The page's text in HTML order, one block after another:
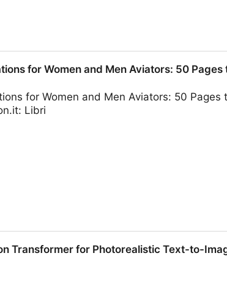
for Women and Men Aviators: 50 Pages
for Women and Men Aviators: 50 Pages
Libri
Transformer for Photorealistic Text-to-